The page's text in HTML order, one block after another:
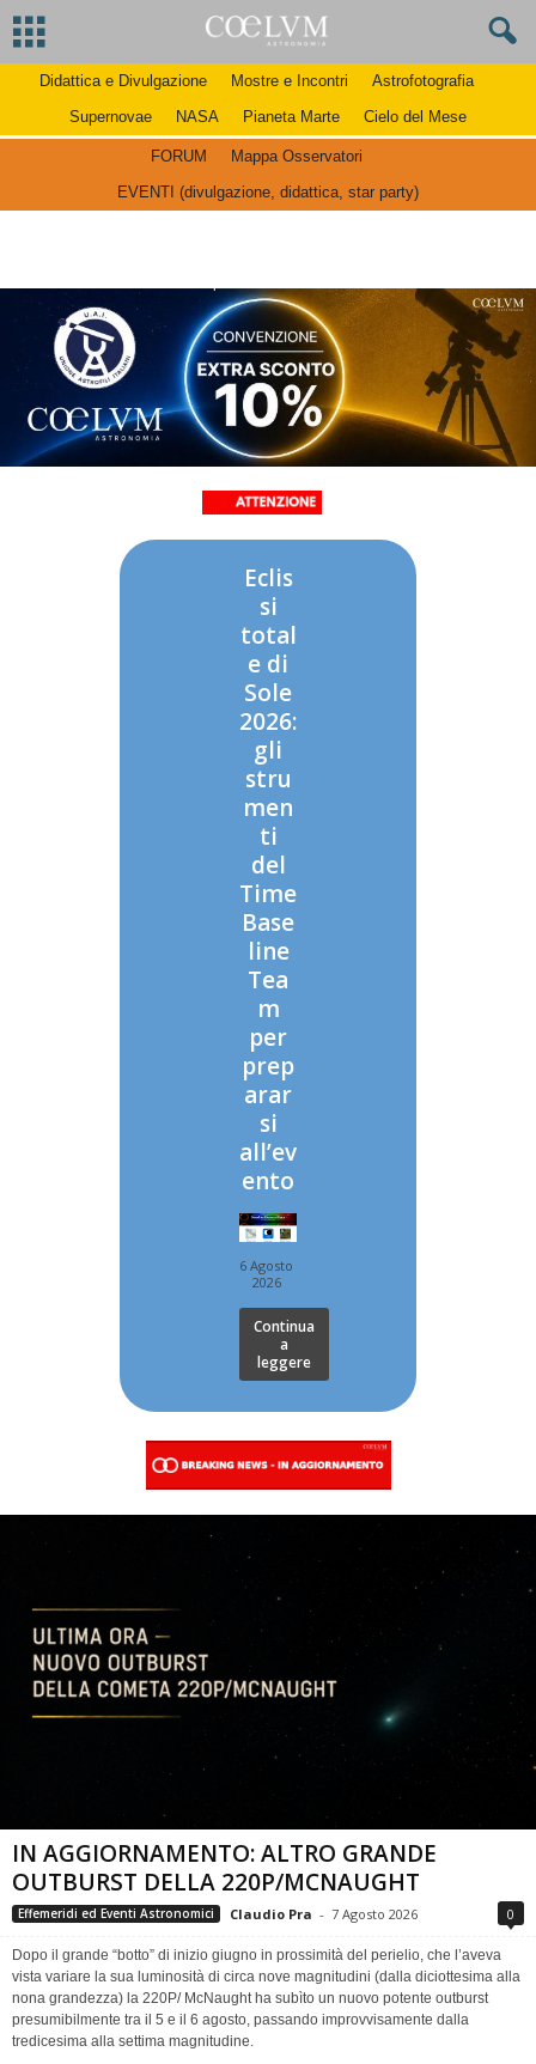
Didattica e Divulgazione Mostre e Incontri
Astrofotografia
Supernovae
NASA Pianeta Marte Cielo del Mese
FORUM
Mappa Osservatori
EVENTI (divulgazione, didattica, star party)
Eclis
si
total
e di
Sole
2026:
gli
stru
men
ti
del
Time
Base
line
Tea
m
per
prep
arar
si
all’ev
ento
6 Agosto
2026
Continua
a
leggere
IN AGGIORNAMENTO: ALTRO GRANDE
OUTBURST DELLA 220P/MCNAUGHT
Effemeridi ed Eventi Astronomici Claudio Pra - 7 Agosto 2026 0
Dopo il grande “botto” di inizio giugno in prossimità del perielio, che l’aveva
vista variare la sua luminosità di circa nove magnitudini (dalla diciottesima alla
nona grandezza) la 220P/ McNaught ha subìto un nuovo potente outburst
presumibilmente tra il 5 e il 6 agosto, passando improvvisamente dalla
tredicesima alla settima magnitudine.